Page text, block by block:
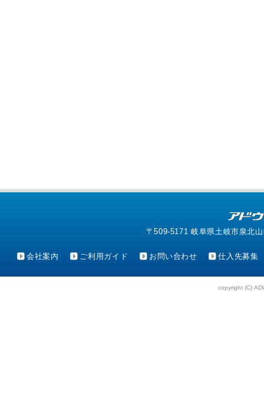
〒509-5171 岐阜県土岐市泉北
会社案内 ご利用ガイド お問い合わせ 仕入先募集
copyright (C)